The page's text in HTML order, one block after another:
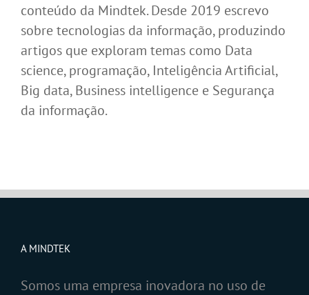
conteúdo da Mindtek. Desde 2019 escrevo
sobre tecnologias da informação, produzindo
artigos que exploram temas como Data
science, programação, Inteligência Artificial,
Big data, Business intelligence e Segurança
da informação.
A MINDTEK
Somos uma empresa inovadora no uso de